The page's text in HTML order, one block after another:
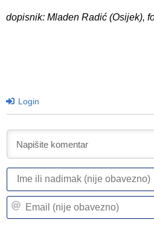
dopisnik: Mladen Radić (Osijek),
Login